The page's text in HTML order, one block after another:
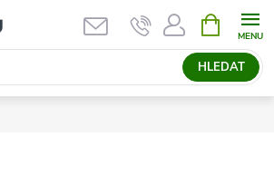
HLEDAT
NÁKUPNÍ
KOŠÍK